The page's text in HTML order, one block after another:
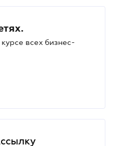
всех бизнес-